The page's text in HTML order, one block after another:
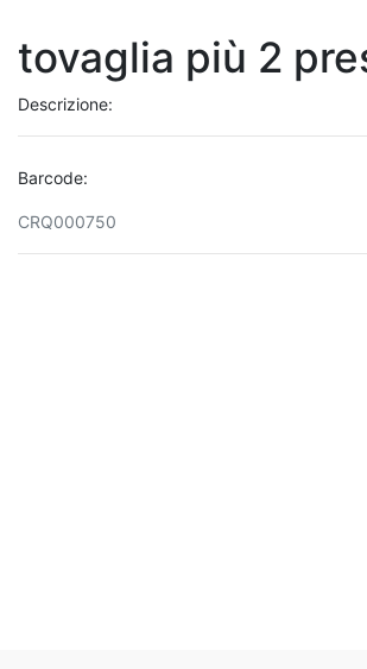
tovaglia più 2
Descrizione:
Barcode:
CRQ000750